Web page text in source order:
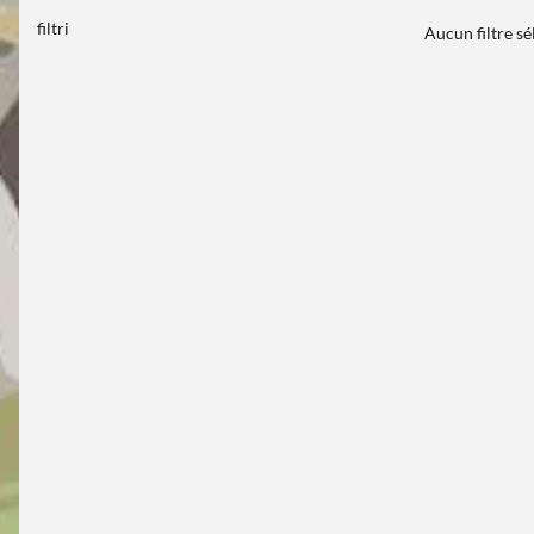
filtri Aucun filtre